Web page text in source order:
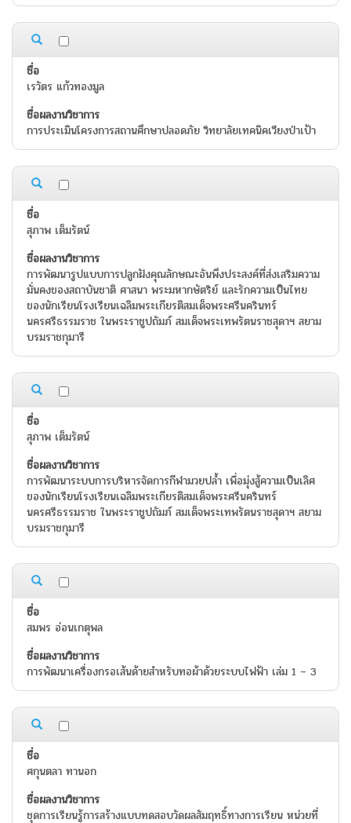
เรวัตร แก้วทองมูล
การประเมินโครงการสถานศึกษาปลอดภัย วิทยาลัยเทคนิคเวียงป่าเป้า
สุภาพ เต็มรัตน์
การพัฒนารูปแบบการปลูกฝังคุณลักษณะอันพึงประสงค์ที่ส่งเสริมความ
มั่นคงของสถาบันชาติ ศาสนา พระมหากษัตริย์ และรักความเป็นไทย
ของนักเรียนโรงเรียนเฉลิมพระเกียรติสมเด็จพระศรีนครินทร์
นครศรีธรรมราช ในพระราชูปถัมภ์ สมเด็จพระเทพรัตนราชสุดาฯ สยาม
บรมราชกุมารี
สุภาพ เต็มรัตน์
การพัฒนาระบบการบริหารจัดการกีฬามวยปล้ำ เพื่อมุ่งสู้ความเป็นเลิศ
ของนักเรียนโรงเรียนเฉลิมพระเกียรติสมเด็จพระศรีนครินทร์
นครศรีธรรมราช ในพระราชูปถัมภ์ สมเด็จพระเทพรัตนราชสุดาฯ สยาม
บรมราชกุมารี
สมพร อ่อนเกตุพล
การพัฒนาเครื่องกรอเส้นด้ายสำหรับทอผ้าด้วยระบบไฟฟ้า เล่ม 1 – 3
ศกุนตลา ทานอก
ชุดการเรียนรู้การสร้างแบบทดสอบวัดผลสัมฤทธิ์ทางการเรียน หน่วยที่